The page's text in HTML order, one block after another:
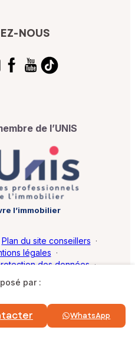
par :
WhatsApp
NOUS
de l’UNIS
l’immobilier
droits réservés.
Plan du site conseillers ·
légales ·
des données ·